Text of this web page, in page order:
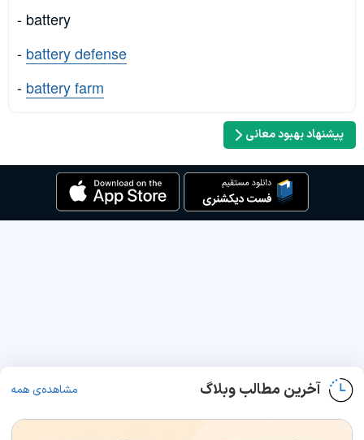
- battery
- battery defense
- battery farm
پیشنهاد بهبود معانی
آخرین مطالب وبلاگ مشاهده‌ی همه